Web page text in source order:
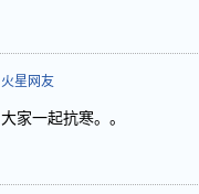
火星网友
大家一起抗寒。。